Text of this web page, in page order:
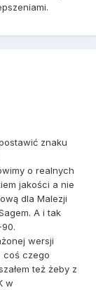
znaku
o realnych
jakości a nie
dla Malezji
A i tak
wersji
coś czego
też żeby z
w